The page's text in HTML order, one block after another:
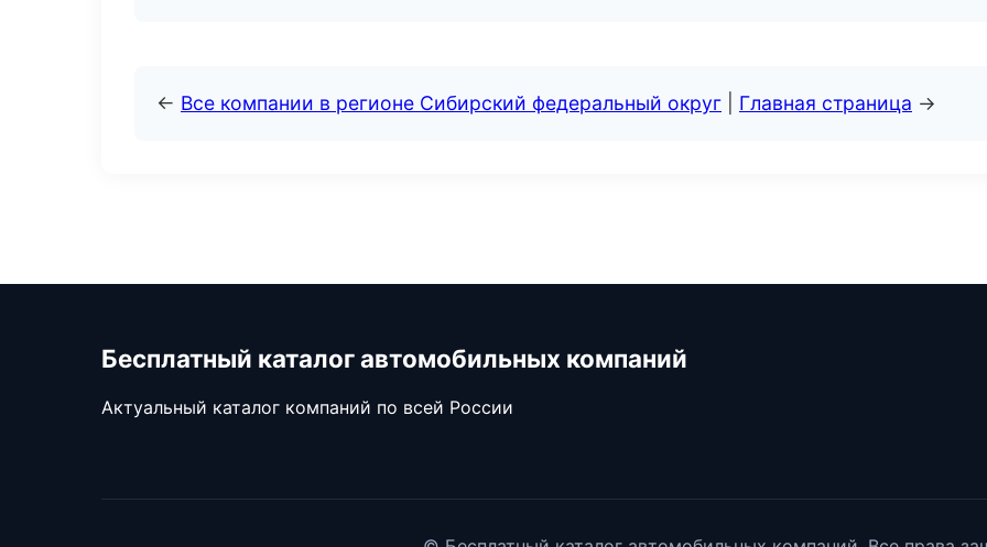
← Все компании в регионе Сибирский федеральный округ Главная страница →
Бесплатный каталог автомобильных компаний
Актуальный каталог компаний по всей России